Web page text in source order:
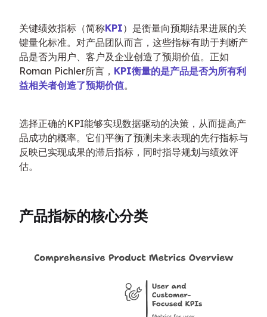
关键绩效指标（简称KPI）是衡量向预期结果进展的关
键量化标准。对产品团队而言，这些指标有助于判断产
品是否为用户、客户及企业创造了预期价值。正如
Roman Pichler所言， KPI衡量的是产品是否为所有利
益相关者创造了预期价值。
选择正确的KPI能够实现数据驱动的决策，从而提高产
品成功的概率。它们平衡了预测未来表现的先行指标与
反映已实现成果的滞后指标，同时指导规划与绩效评
估。
产品指标的核心分类